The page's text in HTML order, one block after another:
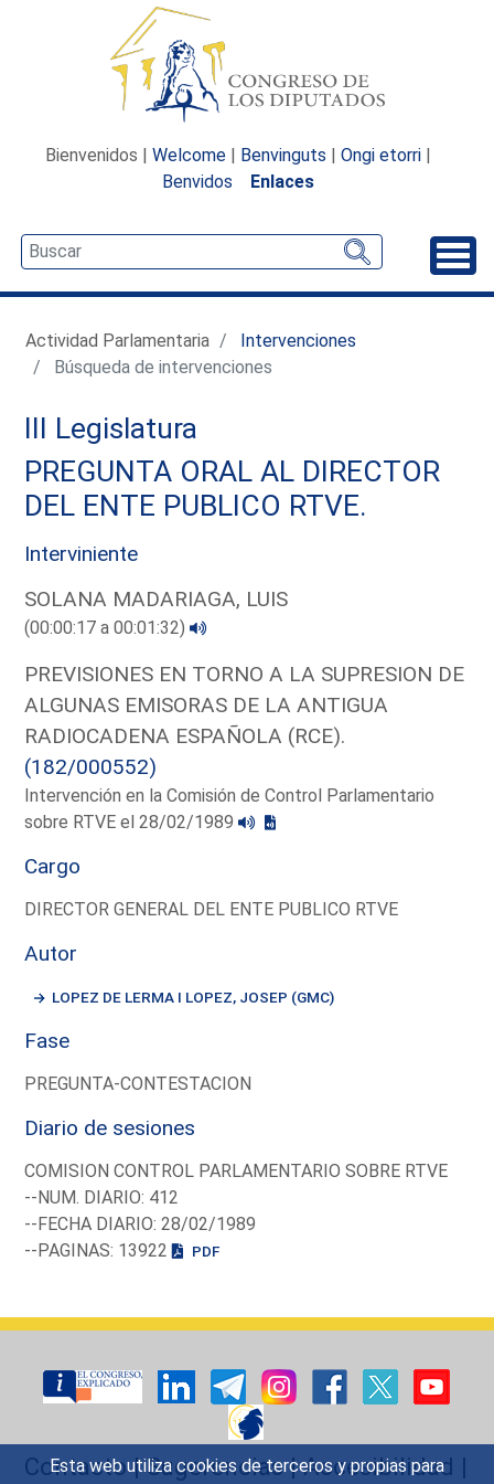
Esta web utiliza cookies de terceros y propias para
Bienvenidos | Welcome | Benvinguts | Ongi etorri |
Benvidos
Enlaces
Actividad Parlamentaria
Intervenciones
Búsqueda de intervenciones
III Legislatura
PREGUNTA ORAL AL DIRECTOR
DEL ENTE PUBLICO RTVE.
Interviniente
SOLANA MADARIAGA, LUIS
(00:00:17 a 00:01:32)
PREVISIONES EN TORNO A LA SUPRESION DE
ALGUNAS EMISORAS DE LA ANTIGUA
RADIOCADENA ESPAÑOLA (RCE).
(182/000552)
Intervención en la Comisión de Control Parlamentario
sobre RTVE el 28/02/1989
Cargo
DIRECTOR GENERAL DEL ENTE PUBLICO RTVE
Autor
LOPEZ DE LERMA I LOPEZ, JOSEP (GMC)
Fase
PREGUNTA-CONTESTACION
Diario de sesiones
COMISION CONTROL PARLAMENTARIO SOBRE RTVE
--NUM. DIARIO: 412
--FECHA DIARIO: 28/02/1989
--PAGINAS: 13922
PDF
Contacto|Sugerencias|Accesibilidad |